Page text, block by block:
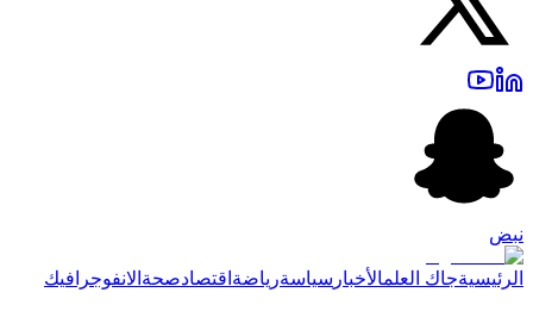
نبض
الرئيسيةجاك العلمالأخبار سياسةرياضةاقتصادصحةالانفوجرافيك